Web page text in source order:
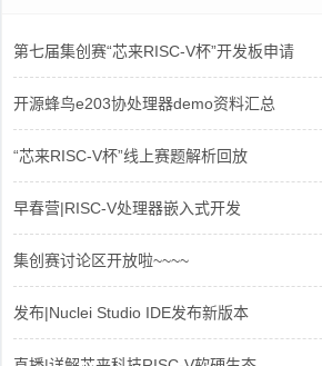
第七届集创赛“芯来RISC-V杯”开发板申请
开源蜂鸟e203协处理器demo资料汇总
“芯来RISC-V杯”线上赛题解析回放
早春营|RISC-V处理器嵌入式开发
集创赛讨论区开放啦~~~~
发布|Nuclei Studio IDE发布新版本